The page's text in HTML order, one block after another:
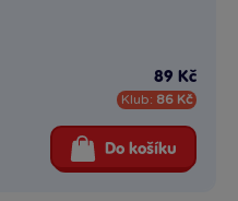
89 Kč
Klub: 86 Kč
Do košíku